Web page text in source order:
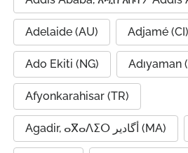
Adelaide (AU) Adjamé (CI)
Ado Ekiti (NG) Adıyaman
Afyonkarahisar (TR)
Agadir, ⴰⴳⴰⴷⵉⵔ أگادیر (MA)